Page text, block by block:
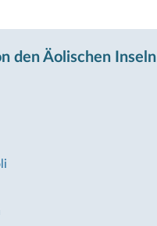
den Äolischen Inseln